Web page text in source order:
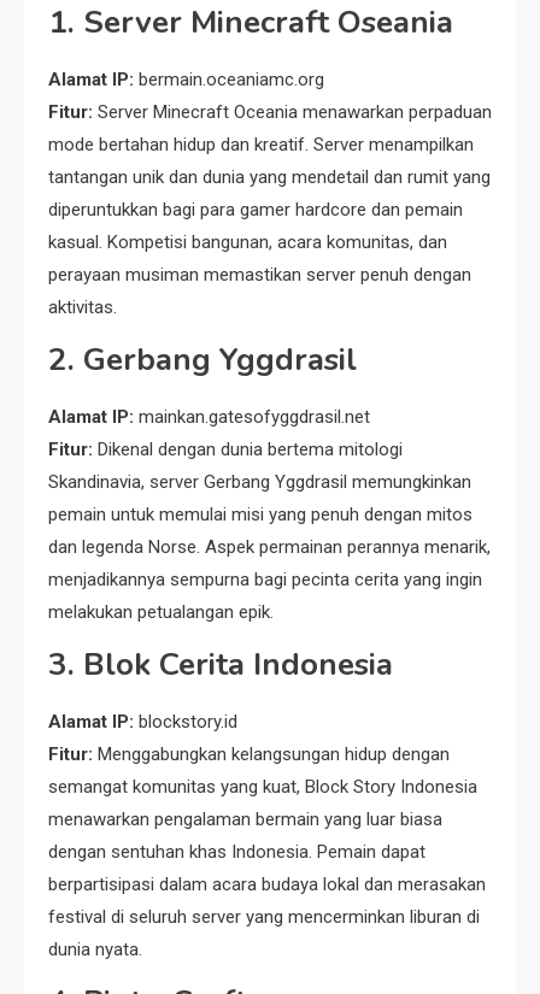
1. Server Minecraft Oseania
Alamat IP: bermain.oceaniamc.org
Fitur: Server Minecraft Oceania menawarkan perpaduan
mode bertahan hidup dan kreatif. Server menampilkan
tantangan unik dan dunia yang mendetail dan rumit yang
diperuntukkan bagi para gamer hardcore dan pemain
kasual. Kompetisi bangunan, acara komunitas, dan
perayaan musiman memastikan server penuh dengan
aktivitas.
2. Gerbang Yggdrasil
Alamat IP: mainkan.gatesofyggdrasil.net
Fitur: Dikenal dengan dunia bertema mitologi
Skandinavia, server Gerbang Yggdrasil memungkinkan
pemain untuk memulai misi yang penuh dengan mitos
dan legenda Norse. Aspek permainan perannya menarik,
menjadikannya sempurna bagi pecinta cerita yang ingin
melakukan petualangan epik.
3. Blok Cerita Indonesia
Alamat IP: blockstory.id
Fitur: Menggabungkan kelangsungan hidup dengan
semangat komunitas yang kuat, Block Story Indonesia
menawarkan pengalaman bermain yang luar biasa
dengan sentuhan khas Indonesia. Pemain dapat
berpartisipasi dalam acara budaya lokal dan merasakan
festival di seluruh server yang mencerminkan liburan di
dunia nyata.